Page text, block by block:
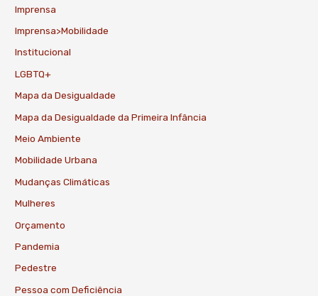
Imprensa
Imprensa>Mobilidade
Institucional
LGBTQ+
Mapa da Desigualdade
Mapa da Desigualdade da Primeira Infância
Meio Ambiente
Mobilidade Urbana
Mudanças Climáticas
Mulheres
Orçamento
Pandemia
Pedestre
Pessoa com Deficiência